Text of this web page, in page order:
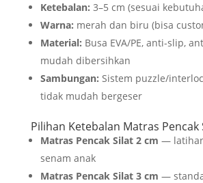
Ketebalan: 3–5 cm (sesuai
Warna: merah dan biru (bisa
Material: Busa EVA/PE, anti-slip,
mudah dibersihkan
Sambungan: Sistem puzzle/
tidak mudah bergeser
Pilihan Ketebalan Matras
Matras Pencak Silat 2 cm —
senam anak
Matras Pencak Silat 3 cm —